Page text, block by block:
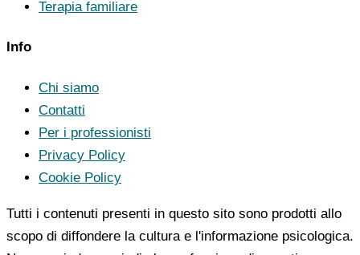
Terapia familiare
Info
Chi siamo
Contatti
Per i professionisti
Privacy Policy
Cookie Policy
Tutti i contenuti presenti in questo sito sono prodotti allo
scopo di diffondere la cultura e l'informazione psicologica.